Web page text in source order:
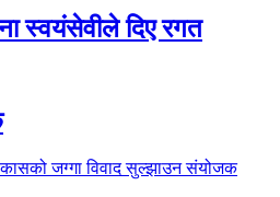
स्वयंसेवीले दिए रगत